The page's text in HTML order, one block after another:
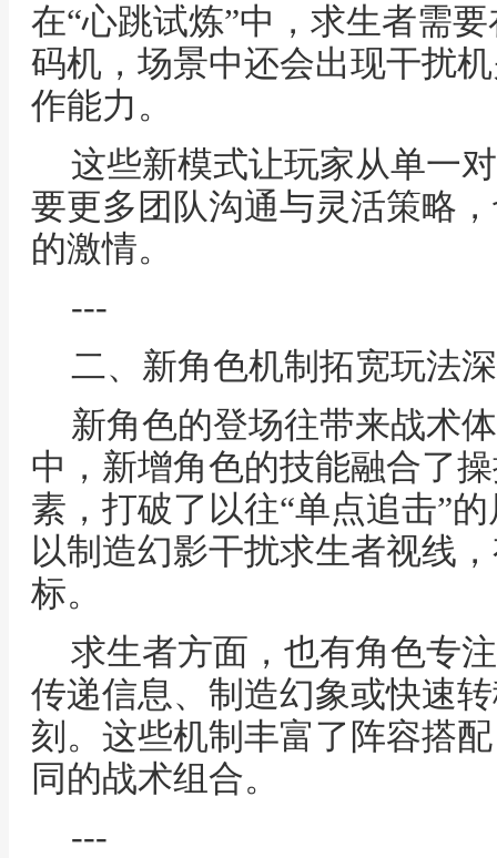
在“心跳试炼”中，求生者需
码机，场景中还会出现干扰
作能力。
这些新模式让玩家从单一
要更多团队沟通与灵活策略
的激情。
---
二、新角色机制拓宽玩法
新角色的登场往带来战术
中，新增角色的技能融合了
素，打破了以往“单点追击”
以制造幻影干扰求生者视线
标。
求生者方面，也有角色专
传递信息、制造幻象或快速
刻。这些机制丰富了阵容搭
同的战术组合。
---